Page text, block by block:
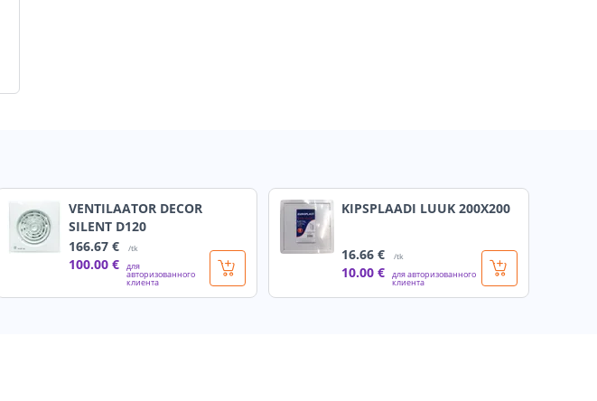
VENTILAATOR DECOR
SILENT D120
166.67 € /tk
100.00 € для
авторизованного
клиента
KIPSPLAADI LUUK 200X200
16.66 € /tk
10.00 € для авторизованного
клиента